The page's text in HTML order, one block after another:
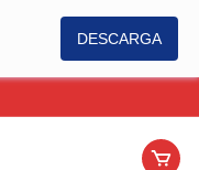
DESCARGA